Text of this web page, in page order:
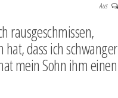
Aus
rausgeschmissen,
dass ich schwanger
mein Sohn ihm einen